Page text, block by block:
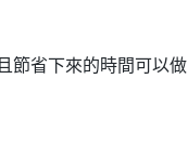
節省下來的時間可以做